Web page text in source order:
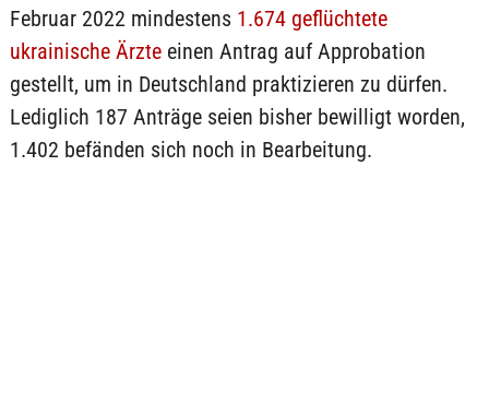
Februar 2022 mindestens 1.674 geflüchtete
ukrainische Ärzteeinen Antrag auf Approbation
gestellt, um in Deutschland praktizieren zu dürfen.
Lediglich 187 Anträge seien bisher bewilligt worden,
1.402 befänden sich noch in Bearbeitung.